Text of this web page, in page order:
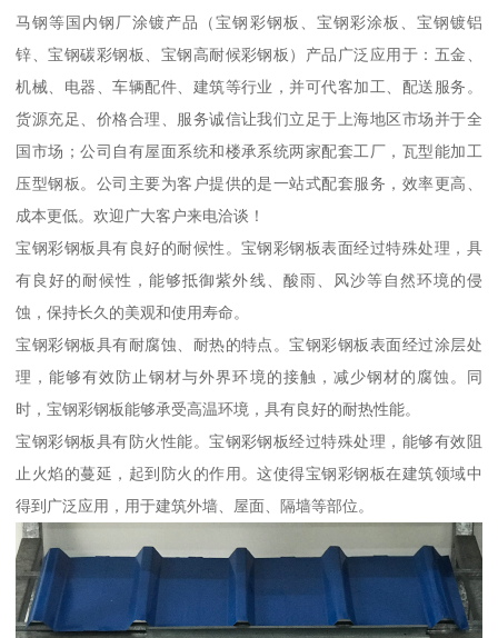
马钢等国内钢厂涂镀产品（宝钢彩钢板、宝钢彩涂板、宝钢镀铝
锌、宝钢碳彩钢板、宝钢高耐候彩钢板）产品广泛应用于：五金、
机械、电器、车辆配件、建筑等行业，并可代客加工、配送服务。
货源充足、价格合理、服务诚信让我们立足于上海地区市场并于全
国市场；公司自有屋面系统和楼承系统两家配套工厂，瓦型能加工
压型钢板。公司主要为客户提供的是一站式配套服务，效率更高、
成本更低。欢迎广大客户来电洽谈！
宝钢彩钢板具有良好的耐候性。宝钢彩钢板表面经过特殊处理，具
有良好的耐候性，能够抵御紫外线、酸雨、风沙等自然环境的侵
蚀，保持长久的美观和使用寿命。
宝钢彩钢板具有耐腐蚀、耐热的特点。宝钢彩钢板表面经过涂层处
理，能够有效防止钢材与外界环境的接触，减少钢材的腐蚀。同
时，宝钢彩钢板能够承受高温环境，具有良好的耐热性能。
宝钢彩钢板具有防火性能。宝钢彩钢板经过特殊处理，能够有效阻
止火焰的蔓延，起到防火的作用。这使得宝钢彩钢板在建筑领域中
得到广泛应用，用于建筑外墙、屋面、隔墙等部位。